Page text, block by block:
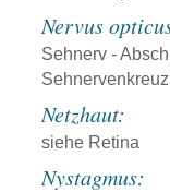
Nervus
Sehnerv -
Netzhaut:
siehe Retina
Nystagmus: